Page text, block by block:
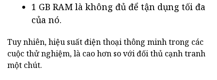
1 GB RAM là không đủ để tận dụng tối đa
của nó.
Tuy nhiên, hiệu suất điện thoại thông minh trong các
cuộc thử nghiệm, là cao hơn so với đối thủ cạnh tranh
một chút.